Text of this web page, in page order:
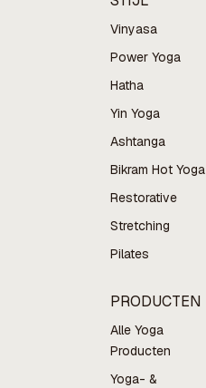
Vinyasa
Power Yoga
Hatha
Yin Yoga
Ashtanga
Bikram Hot Yoga
Restorative
Stretching
Pilates
PRODUCTEN
Alle Yoga
Producten
Yoga- &